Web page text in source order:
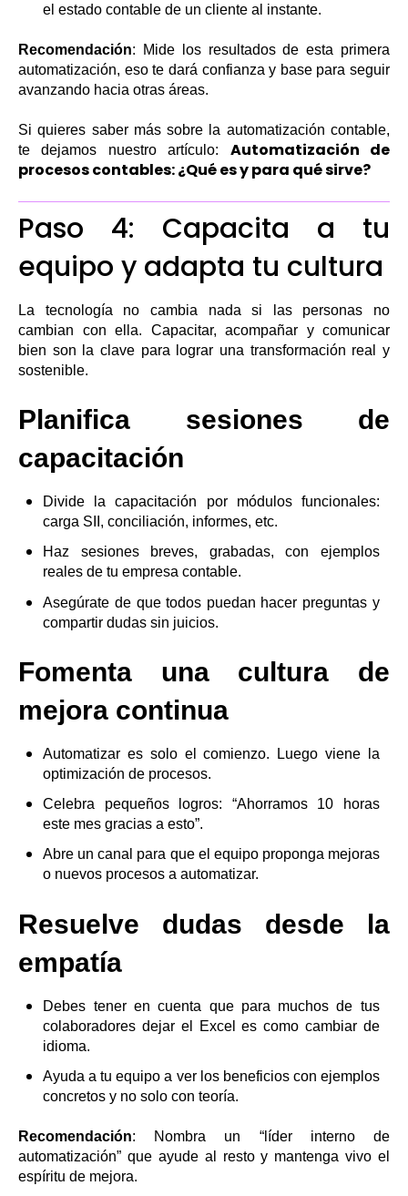
el estado contable de un cliente al instante.
Recomendación: Mide los resultados de esta primera
automatización, eso te dará confianza y base para seguir
avanzando hacia otras áreas.
Si quieres saber más sobre la automatización contable,
te dejamos nuestro artículo: Automatización de
procesos contables: ¿Qué es y para qué sirve?
Paso 4: Capacita a tu
equipo y adapta tu cultura
La tecnología no cambia nada si las personas no
cambian con ella. Capacitar, acompañar y comunicar
bien son la clave para lograr una transformación real y
sostenible.
Planifica sesiones de
capacitación
Divide la capacitación por módulos funcionales:
carga SII, conciliación, informes, etc.
Haz sesiones breves, grabadas, con ejemplos
reales de tu empresa contable.
Asegúrate de que todos puedan hacer preguntas y
compartir dudas sin juicios.
Fomenta una cultura de
mejora continua
Automatizar es solo el comienzo. Luego viene la
optimización de procesos.
Celebra pequeños logros: “Ahorramos 10 horas
este mes gracias a esto”.
Abre un canal para que el equipo proponga mejoras
o nuevos procesos a automatizar.
Resuelve dudas desde la
empatía
Debes tener en cuenta que para muchos de tus
colaboradores dejar el Excel es como cambiar de
idioma.
Ayuda a tu equipo a ver los beneficios con ejemplos
concretos y no solo con teoría.
Recomendación: Nombra un “líder interno de
automatización” que ayude al resto y mantenga vivo el
espíritu de mejora.